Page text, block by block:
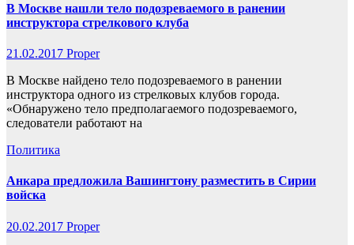
В Москве нашли тело подозреваемого в ранении
инструктора стрелкового клуба
21.02.2017 Proper
В Москве найдено тело подозреваемого в ранении
инструктора одного из стрелковых клубов города.
«Обнаружено тело предполагаемого подозреваемого,
следователи работают на
Политика
Анкара предложила Вашингтону разместить в Сирии
войска
20.02.2017 Proper